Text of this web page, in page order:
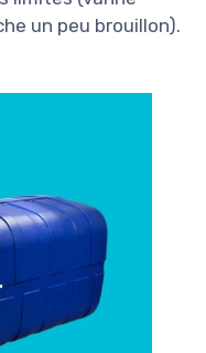
un peu brouillon).